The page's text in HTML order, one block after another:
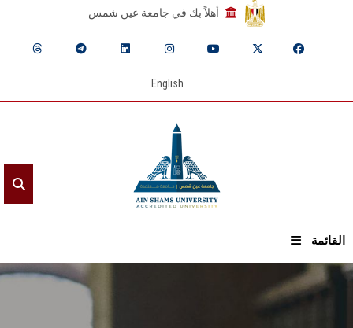
أهلاً بك في جامعة عين شمس
English
القائمة